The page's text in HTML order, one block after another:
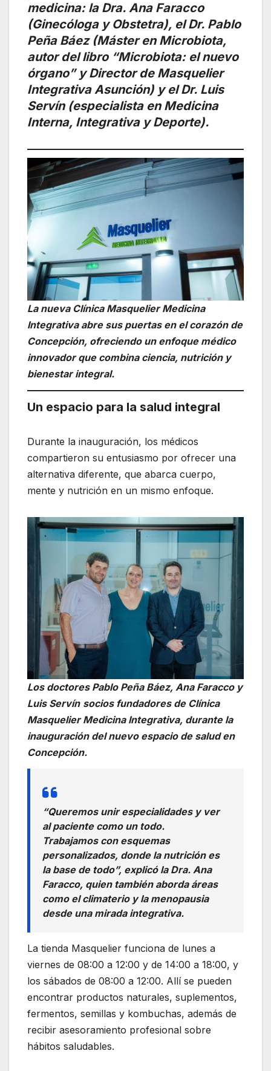
medicina: la Dra. Ana Faracco
(Ginecóloga y Obstetra), el Dr. Pablo
Peña Báez (Máster en Microbiota,
autor del libro “Microbiota: el nuevo
órgano” y Director de Masquelier
Integrativa Asunción) y el Dr. Luis
Servín (especialista en Medicina
Interna, Integrativa y Deporte).
La nueva Clínica Masquelier Medicina
Integrativa abre sus puertas en el corazón de
Concepción, ofreciendo un enfoque médico
innovador que combina ciencia, nutrición y
bienestar integral.
Un espacio para la salud integral
Durante la inauguración, los médicos
compartieron su entusiasmo por ofrecer una
alternativa diferente, que abarca cuerpo,
mente y nutrición en un mismo enfoque.
Los doctores Pablo Peña Báez, Ana Faracco y
Luis Servín socios fundadores de Clínica
Masquelier Medicina Integrativa, durante la
inauguración del nuevo espacio de salud en
Concepción.
“Queremos unir especialidades y ver
al paciente como un todo.
Trabajamos con esquemas
personalizados, donde la nutrición es
la base de todo”, explicó la Dra. Ana
Faracco, quien también aborda áreas
como el climaterio y la menopausia
desde una mirada integrativa.
La tienda Masquelier funciona de lunes a
viernes de 08:00 a 12:00 y de 14:00 a 18:00, y
los sábados de 08:00 a 12:00. Allí se pueden
encontrar productos naturales, suplementos,
fermentos, semillas y kombuchas, además de
recibir asesoramiento profesional sobre
hábitos saludables.